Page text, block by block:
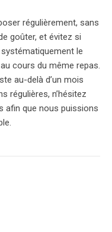
régulièrement, sans
goûter, et évitez si
le
cours du même repas.
au-delà d’un mois
régulières, n’hésitez
afin que nous puissions